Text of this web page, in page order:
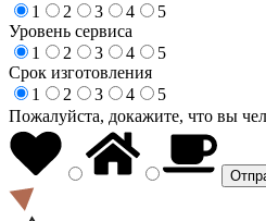
1
2 3 4
5
Уровень сервиса
1
2 3 4
5
Срок изготовления
1
2 3 4
5
Пожалуйста, докажите, что вы